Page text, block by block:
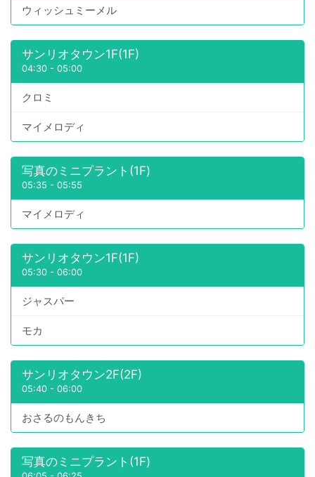
ウィッシュミーメル
サンリオタウン1F(1F)
04:30 - 05:00
クロミ
マイメロディ
写真のミニプラント(1F)
05:35 - 05:55
マイメロディ
サンリオタウン1F(1F)
05:30 - 06:00
ジャスパー
モカ
サンリオタウン2F(2F)
05:40 - 06:00
おさるのもんきち
写真のミニプラント(1F)